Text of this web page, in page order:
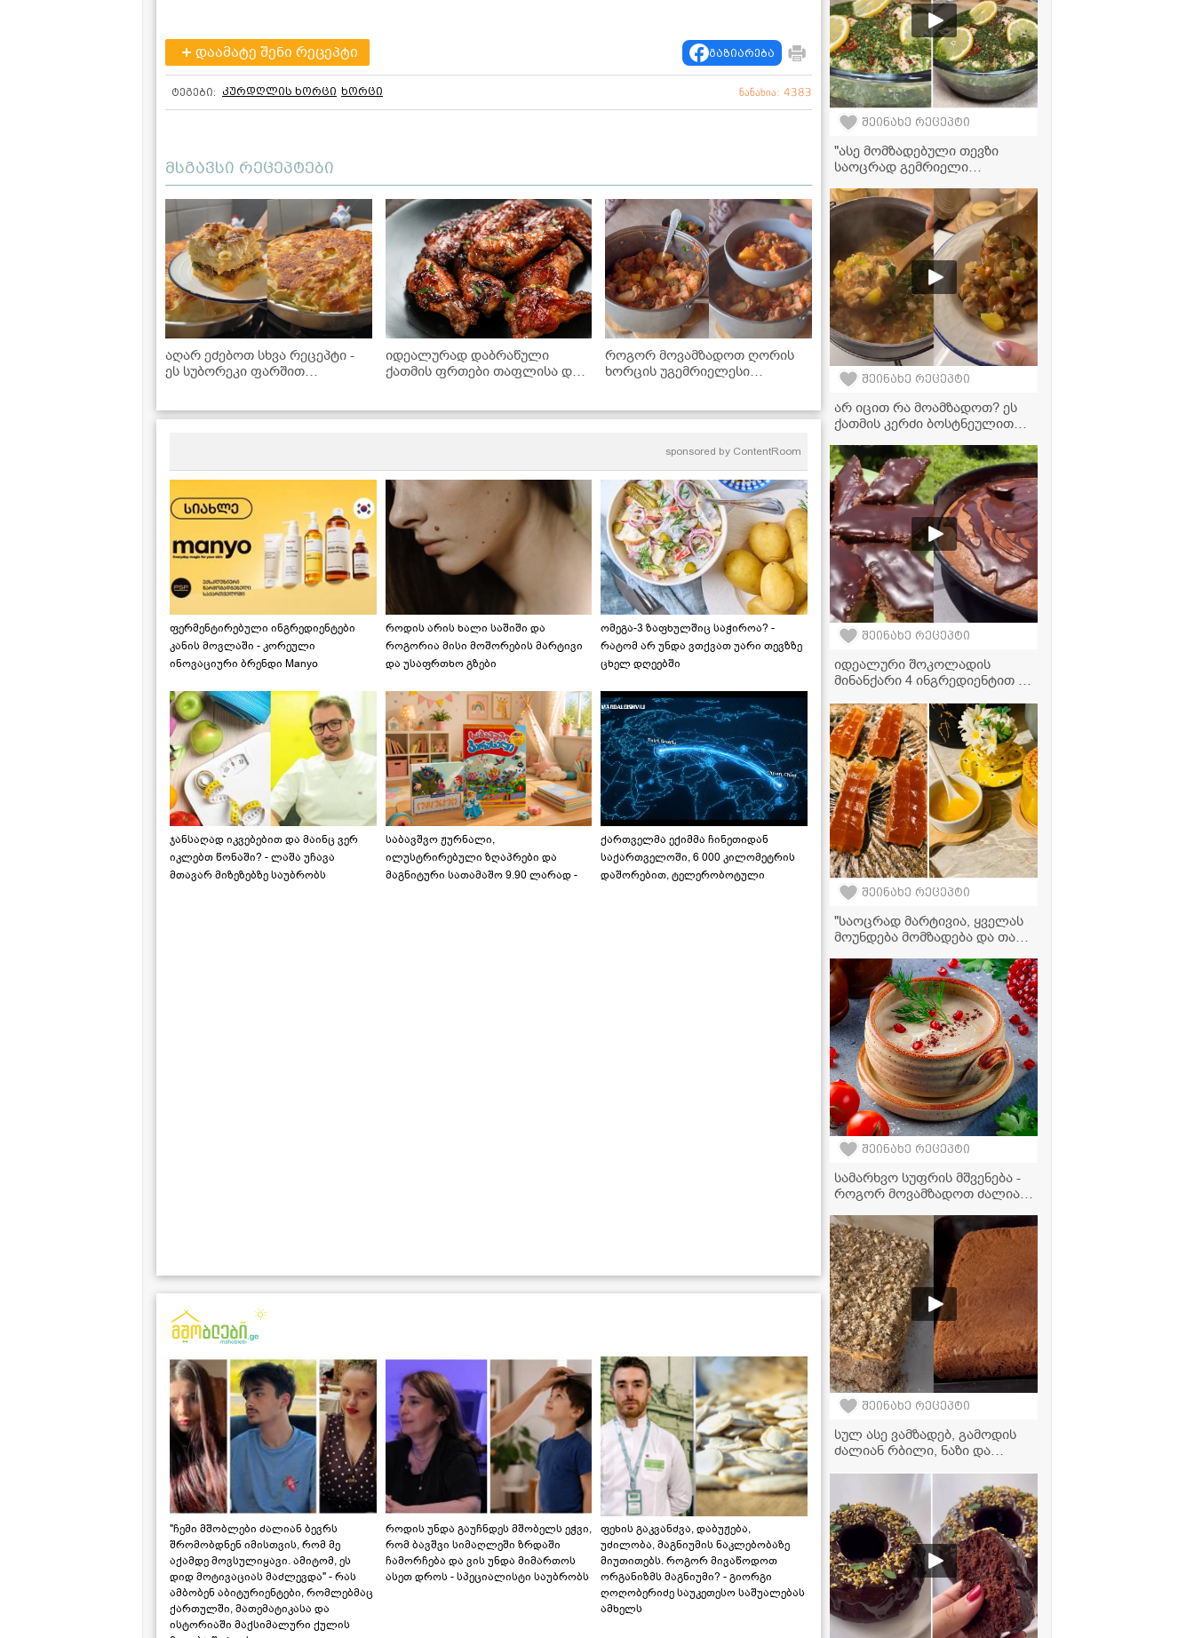
დაამატე შენი რეცეპტი გაზიარება
ტეგები: კურდღლის ხორცი ხორცი ნანახია: 4383
მსგავსი რეცეპტები
აღარ ეძებოთ სხვა რეცეპტი -
ეს სუბორეკი ფარშით
იდეალურად დაბრაწული
ქათმის ფრთები თაფლისა და
როგორ მოვამზადოთ ღორის
ხორცის უგემრიელესი
რეცეპტი
sponsored by ContentRoom
ფერმენტირებული ინგრედიენტები
კანის მოვლაში - კორეული
ინოვაციური ბრენდი Manyo
როდის არის ხალი საშიში და
როგორია მისი მოშორების მარტივი
და უსაფრთხო გზები
ომეგა-3 ზაფხულშიც საჭიროა? -
რატომ არ უნდა ვთქვათ უარი თევზზე
ცხელ დღეებში
ჯანსაღად იკვებებით და მაინც ვერ
იკლებთ წონაში? - ლაშა უჩავა
მთავარ მიზეზებზე საუბრობს
საბავშვო ჟურნალი,
ილუსტრირებული ზღაპრები და
მაგნიტური სათამაშო 9.90 ლარად -
ქართველმა ექიმმა ჩინეთიდან
საქართველოში, 6 000 კილომეტრის
დაშორებით, ტელერობოტული
"ჩემი მშობლები ძალიან ბევრს
შრომობდნენ იმისთვის, რომ მე
აქამდე მოვსულიყავი. ამიტომ, ეს
დიდ მოტივაციას მაძლევდა" - რას
ამბობენ აბიტურიენტები, რომლებმაც
ქართულში, მათემატიკასა და
ისტორიაში მაქსიმალური ქულის
როდის უნდა გაუჩნდეს მშობელს ეჭვი,
რომ ბავშვი სიმაღლეში ზრდაში
ჩამორჩება და ვის უნდა მიმართოს
ასეთ დროს - სპეციალისტი საუბრობს
ფეხის გაკვანძვა, დაბუჟება,
უძილობა, მაგნიუმის ნაკლებობაზე
მიუთითებს. როგორ მივაწოდოთ
ორგანიზმს მაგნიუმი? - გიორგი
ღოღობერიძე საუკეთესო საშუალებას
ამხელს
შეინახე რეცეპტი
"ასე მომზადებული თევზი
საოცრად გემრიელი
ქინძმარში
შეინახე რეცეპტი
არ იცით რა მოამზადოთ? ეს
ქათმის კერძი ბოსტნეულით
გახდება!
შეინახე რეცეპტი
იდეალური შოკოლადის
მინანქარი 4 ინგრედიენტით -
ნაზი და არასოდეს ხმება!
შეინახე რეცეპტი
"საოცრად მარტივია, ყველას
მოუნდება მომზადება და თან
ფორთოხლის მარმელადის
და ჯემის რეცეპტი
შეინახე რეცეპტი
სამარხვო სუფრის მშვენება -
როგორ მოვამზადოთ ძალიან
სოკო ბაჟეში?
შეინახე რეცეპტი
სულ ასე ვამზადებ, გამოდის
ძალიან რბილი, ნაზი და
"იდეალის" ფირფიტების
მარტივი რეცეპტი